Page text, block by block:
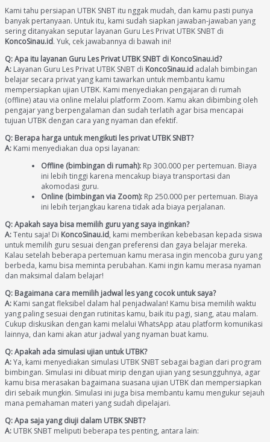
Kami tahu persiapan UTBK SNBT itu nggak mudah, dan kamu pasti punya
banyak pertanyaan. Untuk itu, kami sudah siapkan jawaban-jawaban yang
sering ditanyakan seputar layanan Guru Les Privat UTBK SNBT di
KoncoSinau.id. Yuk, cek jawabannya di bawah ini!
Q: Apa itu layanan Guru Les Privat UTBK SNBT di KoncoSinau.id?
A: Layanan Guru Les Privat UTBK SNBT di KoncoSinau.id adalah bimbingan
belajar secara privat yang kami tawarkan untuk membantu kamu
mempersiapkan ujian UTBK. Kami menyediakan pengajaran di rumah
(offline) atau via online melalui platform Zoom. Kamu akan dibimbing oleh
pengajar yang berpengalaman dan sudah terlatih agar bisa mencapai
tujuan UTBK dengan cara yang nyaman dan efektif.
Q: Berapa harga untuk mengikuti les privat UTBK SNBT?
A: Kami menyediakan dua opsi layanan:
Offline (bimbingan di rumah): Rp 300.000 per pertemuan. Biaya
ini lebih tinggi karena mencakup biaya transportasi dan
akomodasi guru.
Online (bimbingan via Zoom): Rp 250.000 per pertemuan. Biaya
ini lebih terjangkau karena tidak ada biaya perjalanan.
Q: Apakah saya bisa memilih guru yang saya inginkan?
A:Tentu saja! Di KoncoSinau.id, kami memberikan kebebasan kepada siswa
untuk memilih guru sesuai dengan preferensi dan gaya belajar mereka.
Kalau setelah beberapa pertemuan kamu merasa ingin mencoba guru yang
berbeda, kamu bisa meminta perubahan. Kami ingin kamu merasa nyaman
dan maksimal dalam belajar!
Q: Bagaimana cara memilih jadwal les yang cocok untuk saya?
A: Kami sangat fleksibel dalam hal penjadwalan! Kamu bisa memilih waktu
yang paling sesuai dengan rutinitas kamu, baik itu pagi, siang, atau malam.
Cukup diskusikan dengan kami melalui WhatsApp atau platform komunikasi
lainnya, dan kami akan atur jadwal yang nyaman buat kamu.
Q: Apakah ada simulasi ujian untuk UTBK?
A:Ya, kami menyediakan simulasi UTBK SNBT sebagai bagian dari program
bimbingan. Simulasi ini dibuat mirip dengan ujian yang sesungguhnya, agar
kamu bisa merasakan bagaimana suasana ujian UTBK dan mempersiapkan
diri sebaik mungkin. Simulasi ini juga bisa membantu kamu mengukur sejauh
mana pemahaman materi yang sudah dipelajari.
Q: Apa saja yang diuji dalam UTBK SNBT?
A: UTBK SNBT meliputi beberapa tes penting, antara lain: